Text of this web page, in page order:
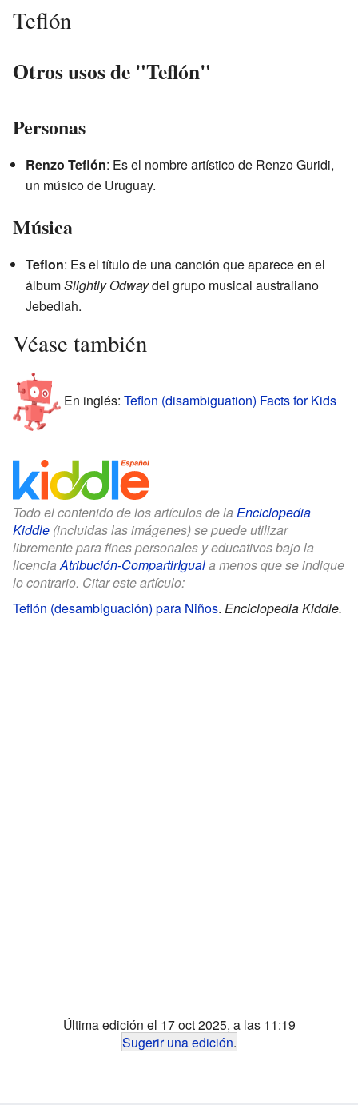
Teflón
Otros usos de "Teflón"
Personas
Renzo Teflón: Es el nombre artístico de Renzo Guridi,
un músico de Uruguay.
Música
Teflon: Es el título de una canción que aparece en el
álbumSlightly Odwaydel grupo musical australiano
Jebediah.
Véase también
En inglés: Teflon (disambiguation) Facts for Kids
Todo el contenido de los artículos de la Enciclopedia
Kiddle (incluidas las imágenes) se puede utilizar
libremente para fines personales y educativos bajo la
licenciaAtribución-CompartirIguala menos que se indique
lo contrario. Citar este artículo:
Teflón (desambiguación) para Niños. Enciclopedia Kiddle.
Última edición el 17 oct 2025, a las 11:19
Sugerir una edición.